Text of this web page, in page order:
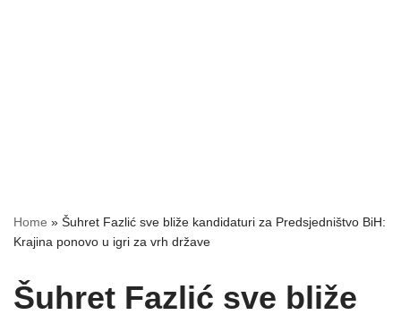
Home » Šuhret Fazlić sve bliže kandidaturi za Predsjedništvo BiH:
Krajina ponovo u igri za vrh države
Šuhret Fazlić sve bliže